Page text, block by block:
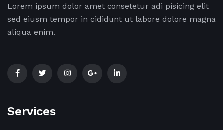
Lorem ipsum dolor amet consetetur adi pisicing elit
sed eiusm tempor in cididunt ut labore dolore magna
aliqua enim.
Services